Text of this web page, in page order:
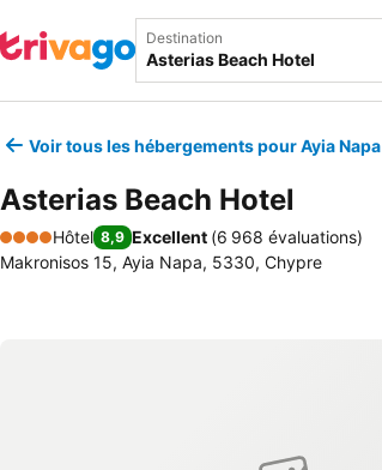
Destination
Voir tous les hébergements pour Ayia Napa
Asterias Beach Hotel
4 Étoiles
Hôtel 8,9 Excellent (6 968 évaluations)
Makronisos 15, Ayia Napa, 5330, Chypre